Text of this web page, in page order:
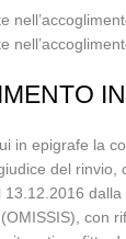
IN
in epigrafe la
del rinvio,
dalla
con